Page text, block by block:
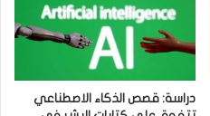
دراسة: قصص الذكاء الاصطناعي